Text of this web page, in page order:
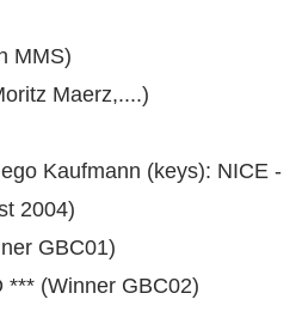
MMS)
Maerz,....)
Kaufmann (keys): NICE-
2004)
GBC01)
*** (Winner GBC02)